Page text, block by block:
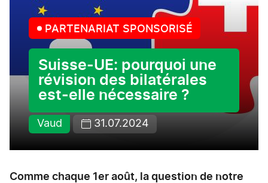
PARTENARIAT SPONSORISÉ
Suisse-UE: pourquoi une
révision des bilatérales
est-elle nécessaire ?
Vaud 31.07.2024
Comme chaque 1er août, la question de notre